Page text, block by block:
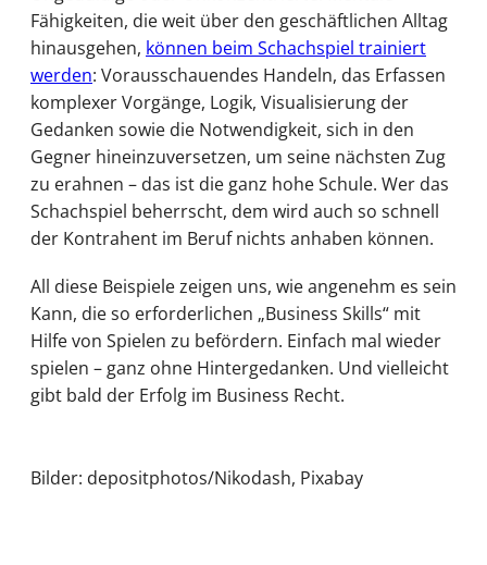
Fähigkeiten, die weit über den geschäftlichen Alltag
hinausgehen, können beim Schachspiel trainiert
werden: Vorausschauendes Handeln, das Erfassen
komplexer Vorgänge, Logik, Visualisierung der
Gedanken sowie die Notwendigkeit, sich in den
Gegner hineinzuversetzen, um seine nächsten Zug
zu erahnen – das ist die ganz hohe Schule. Wer das
Schachspiel beherrscht, dem wird auch so schnell
der Kontrahent im Beruf nichts anhaben können.
All diese Beispiele zeigen uns, wie angenehm es sein
Kann, die so erforderlichen „Business Skills“ mit
Hilfe von Spielen zu befördern. Einfach mal wieder
spielen – ganz ohne Hintergedanken. Und vielleicht
gibt bald der Erfolg im Business Recht.
Bilder: depositphotos/Nikodash, Pixabay